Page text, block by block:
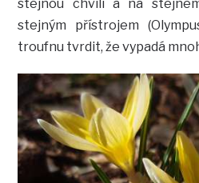
stejnou chvíli a na
stejným přístrojem
troufnu tvrdit, že vypadá